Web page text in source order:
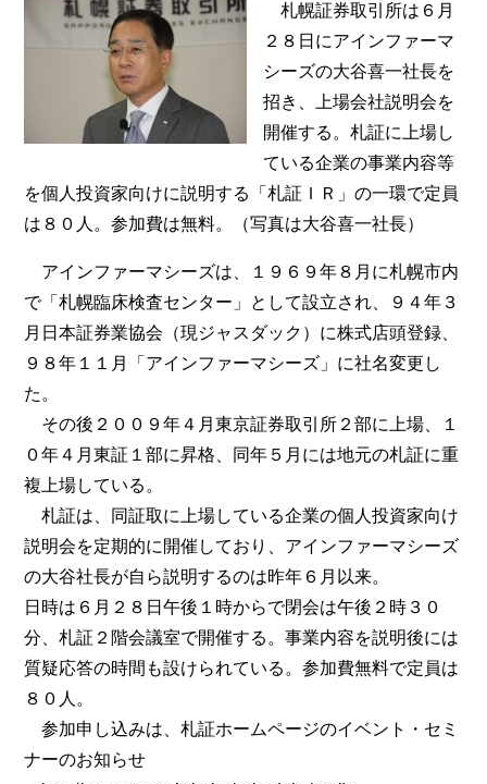
札幌証券取引所は６月
２８日にアインファーマ
シーズの大谷喜一社長を
招き、上場会社説明会を
開催する。札証に上場し
ている企業の事業内容等
を個人投資家向けに説明する「札証ＩＲ」の一環で定員
は８０人。参加費は無料。（写真は大谷喜一社長）
アインファーマシーズは、１９６９年８月に札幌市内
で「札幌臨床検査センター」として設立され、９４年３
月日本証券業協会（現ジャスダック）に株式店頭登録、
９８年１１月「アインファーマシーズ」に社名変更し
た。
その後２００９年４月東京証券取引所２部に上場、１
０年４月東証１部に昇格、同年５月には地元の札証に重
複上場している。
札証は、同証取に上場している企業の個人投資家向け
説明会を定期的に開催しており、アインファーマシーズ
の大谷社長が自ら説明するのは昨年６月以来。
日時は６月２８日午後１時からで閉会は午後２時３０
分、札証２階会議室で開催する。事業内容を説明後には
質疑応答の時間も設けられている。参加費無料で定員は
８０人。
参加申し込みは、札証ホームページのイベント・セミ
ナーのお知らせ